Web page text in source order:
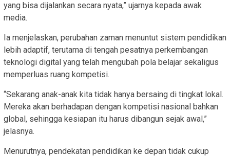
yang bisa dijalankan secara nyata,” ujarnya kepada awak
media.
Ia menjelaskan, perubahan zaman menuntut sistem pendidikan
lebih adaptif, terutama di tengah pesatnya perkembangan
teknologi digital yang telah mengubah pola belajar sekaligus
memperluas ruang kompetisi.
“Sekarang anak-anak kita tidak hanya bersaing di tingkat lokal.
Mereka akan berhadapan dengan kompetisi nasional bahkan
global, sehingga kesiapan itu harus dibangun sejak awal,”
jelasnya.
Menurutnya, pendekatan pendidikan ke depan tidak cukup